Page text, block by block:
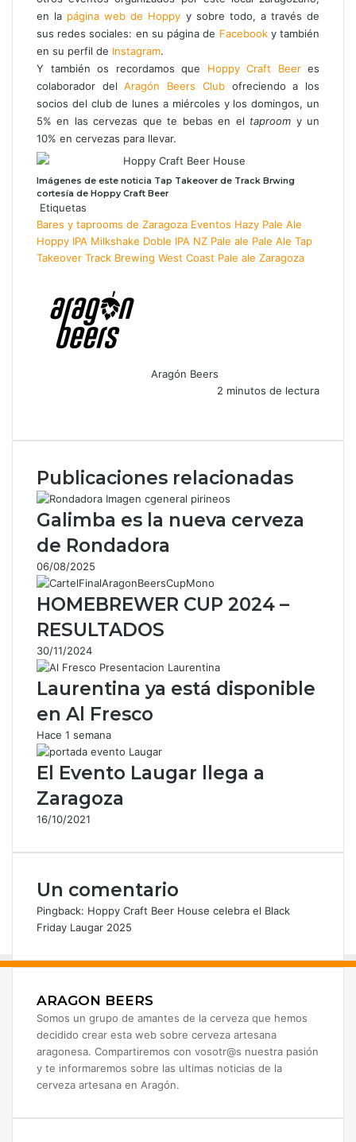
en la página web de Hoppy y sobre todo, a través de
sus redes sociales: en su página de Facebooky también
en su perfil de Instagram.
Y también os recordamos que Hoppy Craft Beeres
colaborador delAragón Beers Clubofreciendo a los
socios del club de lunes a miércoles y los domingos, un
5% en las cervezas que te bebas en el taproom y un
10% en cervezas para llevar.
Imágenes de este noticia Tap Takeover de Track Brwing
cortesía de Hoppy Craft Beer
Etiquetas
Bares y taprooms de Zaragoza Eventos Hazy Pale Ale
Hoppy IPA Milkshake Doble IPA NZ Pale ale Pale Ale Tap
Takeover Track Brewing West Coast Pale ale Zaragoza
Aragón Beers
2 minutos de lectura
c
b
o
o
k
a
s
A
p
p
l
g
m
m
a
r
o
r
c
o
r
e
o
e
l
e
c
ó
n
Publicaciones relacionadas
Galimba es la nueva cerveza
de Rondadora
06/08/2025
HOMEBREWER CUP 2024 –
RESULTADOS
30/11/2024
Laurentina ya está disponible
en Al Fresco
Hace 1 semana
El Evento Laugar llega a
Zaragoza
16/10/2021
Un comentario
Pingback: Hoppy Craft Beer House celebra el Black
Friday Laugar 2025
ARAGON BEERS
Somos un grupo de amantes de la cerveza que hemos
decidido crear esta web sobre cerveza artesana
aragonesa. Compartiremos con vosotr@s nuestra pasión
y te informaremos sobre las ultimas noticias de la
cerveza artesana en Aragón.